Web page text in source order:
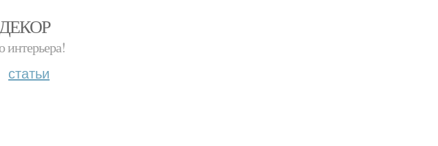
интерьера!
статьи